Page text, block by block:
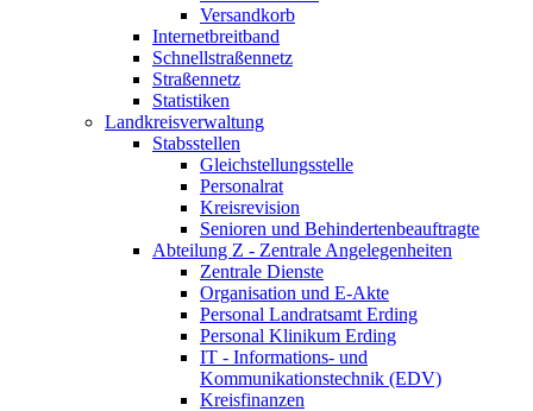
Versandkorb
Internetbreitband
Schnellstraßennetz
Straßennetz
Statistiken
Landkreisverwaltung
Stabsstellen
Gleichstellungsstelle
Personalrat
Kreisrevision
Senioren und Behindertenbeauftragte
Abteilung Z - Zentrale Angelegenheiten
Zentrale Dienste
Organisation und E-Akte
Personal Landratsamt Erding
Personal Klinikum Erding
IT - Informations- und
Kommunikationstechnik (EDV)
Kreisfinanzen